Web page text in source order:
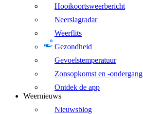
Hooikoortsweerbericht
Neerslagradar
Weerflits
Gezondheid
Gevoelstemperatuur
Zonsopkomst en -ondergang
Ontdek de app
Weernieuws
Nieuwsblog